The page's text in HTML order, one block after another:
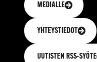
MEDIALLE
YHTEYSTIEDOT
UUTISTEN RSS-SYÖTE